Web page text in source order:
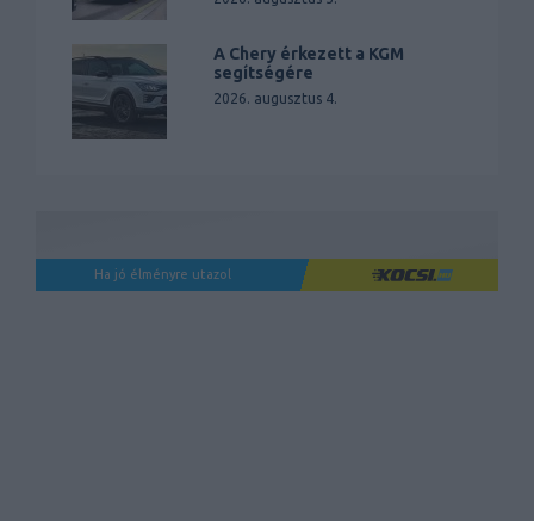
A Chery érkezett a KGM
segítségére
2026. augusztus 4.
Ha jó élményre utazol